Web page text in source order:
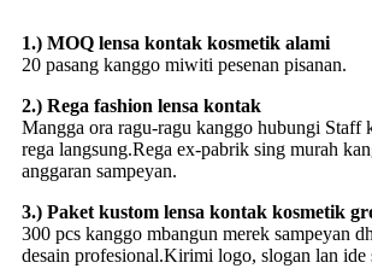
1.) MOQ lensa kontak kosmetik alami
20 pasang kanggo miwiti pesenan pisanan.
2.) Rega fashion lensa kontak
Mangga ora ragu-ragu kanggo hubungi Staff
rega langsung.Rega ex-pabrik sing murah
anggaran sampeyan.
3.) Paket kustom lensa kontak kosmetik
300 pcs kanggo mbangun merek sampeyan
desain profesional.Kirimi logo, slogan lan ide